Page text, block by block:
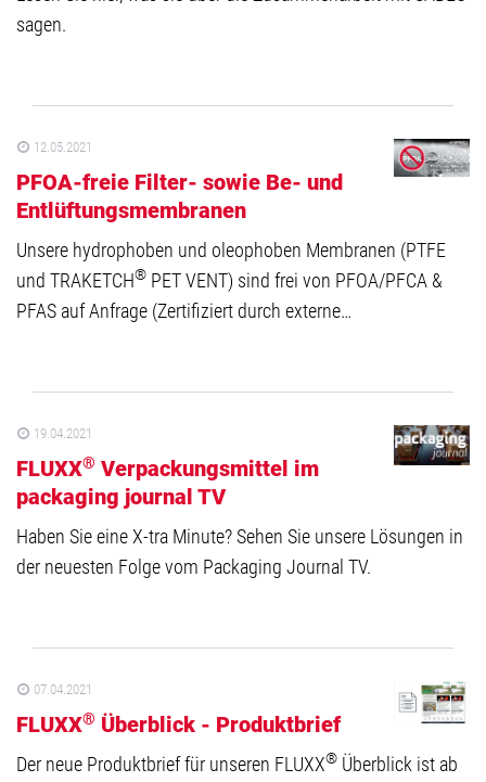
sagen.
12.05.2021
PFOA-freie Filter- sowie Be- und
Entlüftungsmembranen
Unsere hydrophoben und oleophoben Membranen (PTFE
und TRAKETCH® PET VENT) sind frei von PFOA/PFCA &
PFAS auf Anfrage (Zertifiziert durch externe…
19.04.2021
FLUXX® Verpackungsmittel im
packaging journal TV
Haben Sie eine X-tra Minute? Sehen Sie unsere Lösungen in
der neuesten Folge vom Packaging Journal TV.
07.04.2021
FLUXX® Überblick - Produktbrief
Der neue Produktbrief für unseren FLUXX® Überblick ist ab